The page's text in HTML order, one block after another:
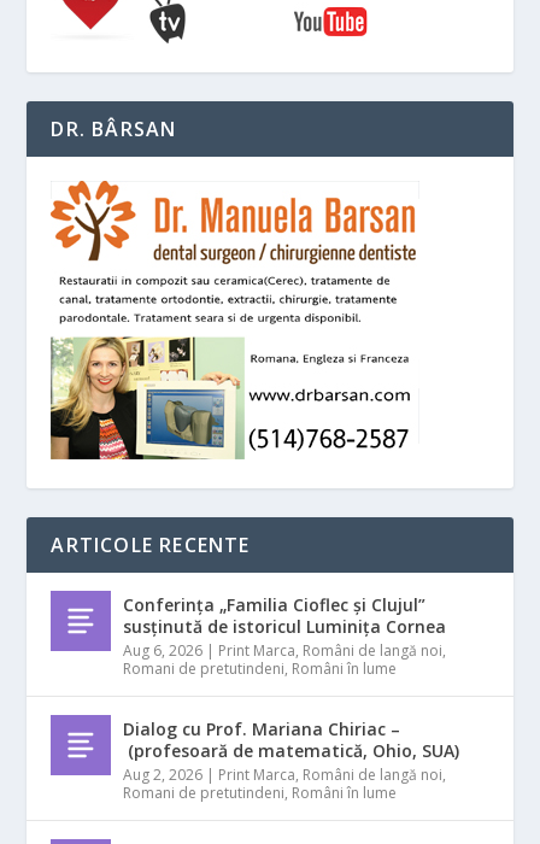
DR. BÂRSAN
ARTICOLE RECENTE
Conferința „Familia Cioflec și Clujul”
susținută de istoricul Luminița Cornea
Aug 6, 2026 | Print Marca, Români de langă noi,
Romani de pretutindeni, Români în lume
Dialog cu Prof. Mariana Chiriac –
(profesoară de matematică, Ohio, SUA)
Aug 2, 2026 | Print Marca, Români de langă noi,
Romani de pretutindeni, Români în lume